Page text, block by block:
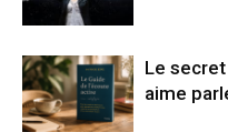
Le secret
aime